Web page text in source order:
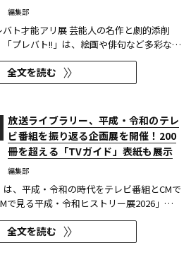
編集部
ト才能アリ展 芸能人の名作と劇的添削
プレバト!!」は、絵画や俳句など多彩な芸
、その作品を超一流の講師陣が才能アリ/ナ
エティー番組だ。 本展では、定番ジャンル
や黒板アートといった巨大作品...
全文を読む
放送ライブラリー、平成・令和のテレ
ビ番組を振り返る企画展を開催！200
冊を超える「TVガイド」表紙も展示
編集部
、平成・令和の時代をテレビ番組とCMで
で見る平成・令和ヒストリー展2026」を8
全文を読む